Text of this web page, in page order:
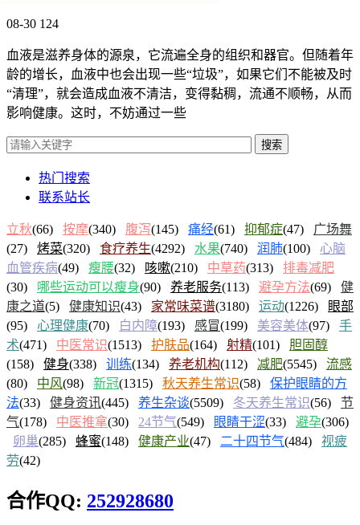
08-30 124
血液是滋养身体的源泉，它流遍全身的组织和器官。但随着年
龄的增长，血液中也会出现一些“垃圾”，如果它们不能被及时
“清理”，就会造成血液不清洁，变得黏稠，流通不顺畅，从而
影响健康。这时，不妨通过一些
搜索
热门搜索
联系站长
立秋(66) 按摩(340) 腹泻(145) 痛经(61) 抑郁症(47) 广场舞
(27) 烤菜(320) 食疗养生(4292) 水果(740) 润肺(100) 心脑
血管疾病(49) 瘦腰(32) 咳嗽(210) 中草药(313) 排毒减肥
(30)
哪些运动可以瘦身(90) 养老服务(113) 避孕方法(69) 健
康之道(5) 健康知识(43) 家常味菜谱(3180) 运动(1226)
眼部
(95) 心理健康(70) 白内障(193) 感冒(199) 美容美体(97) 手
术(471) 中医常识(1513) 护肤品(164) 射精(101) 胆固醇
(158) 健身(338) 训练(134) 养老机构(112) 减肥(5545) 流感
(80) 中风(98) 新冠(1315) 秋天养生常识(58) 保护眼睛的方
法(33) 健身资讯(445) 养生杂谈(5509) 冬天养生常识(56) 节
气(178) 中医推拿(30) 24节气(549) 眼睛干涩(33) 避孕(306)
卵巢(285) 蜂蜜(148) 健康产业(47) 二十四节气(484) 视疲
劳(42)
合作QQ: 252928680